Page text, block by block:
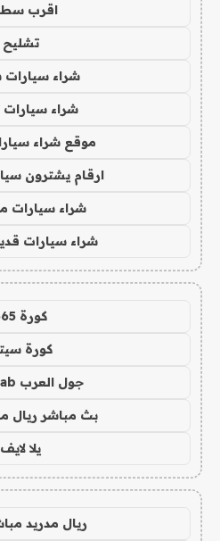
اقرب
تشليح
شراء
شراء سيارات
موقع شراء
ارقام يشترون
شراء سيارات
شراء سيارات
كورة 365
كورة
جول العرب goalarab
بث مباشر ريال
يلا لايف
ريال مدريد